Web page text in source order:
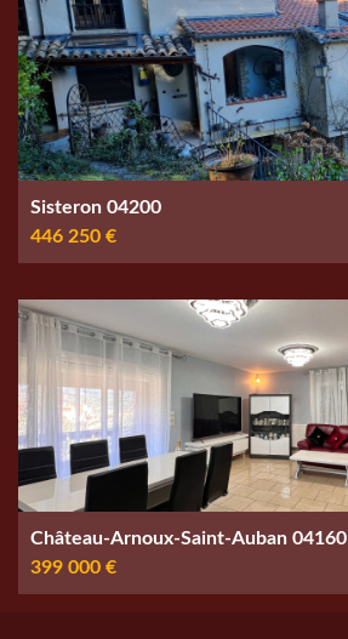
Sisteron 04200
446 250 €
Château-Arnoux-Saint-Auban 04160
399 000 €